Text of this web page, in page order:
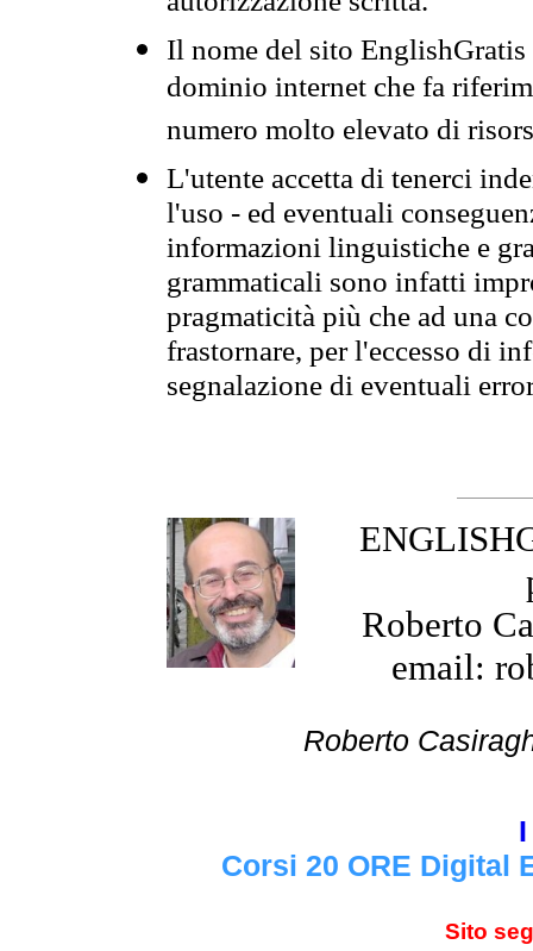
Il nome del sito
dominio internet che fa
numero molto elevato di
L'utente accetta di tenerci
l'uso - ed eventuali
informazioni linguistiche e
grammaticali sono infatti
pragmaticità più che ad una
frastornare, per l'eccesso di
segnalazione di eventuali
Roberto
email:
Roberto
Corsi 20 ORE Digital
Sito